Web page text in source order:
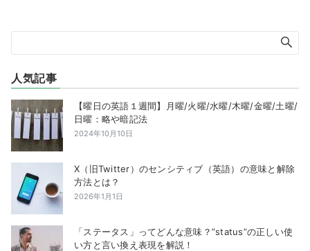
人気記事
【曜日の英語１週間】月曜/火曜/水曜/木曜/金曜/土曜/
日曜：略や暗記法
2024年10月10日
X（旧Twitter）のセンシティブ（英語）の意味と解除
方法とは？
2026年1月1日
「ステータス」ってどんな意味？”status”の正しい使
い方と言い換え表現を解説！